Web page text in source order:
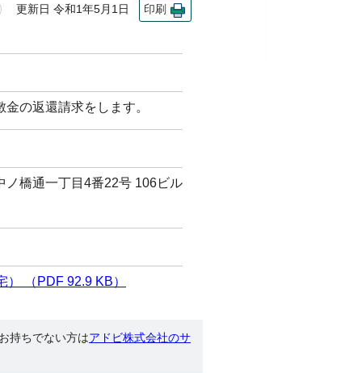
更新日 令和1年5月1日 印刷
の返還請求をします。
ノ橋通一丁目4番22号 106ビル
（PDF 92.9 KB）
持ちでない方はアドビ株式会社のサ